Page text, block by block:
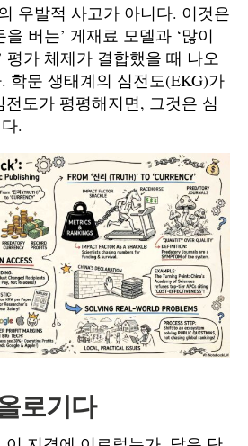
우발적 사고가 아니다. 이것은
버는’ 게재료 모델과 ‘많이
평가 체제가 결합했을 때 나오
학문 생태계의 심전도(EKG)가
도가 평평해지면, 그것은 심
.
로기다